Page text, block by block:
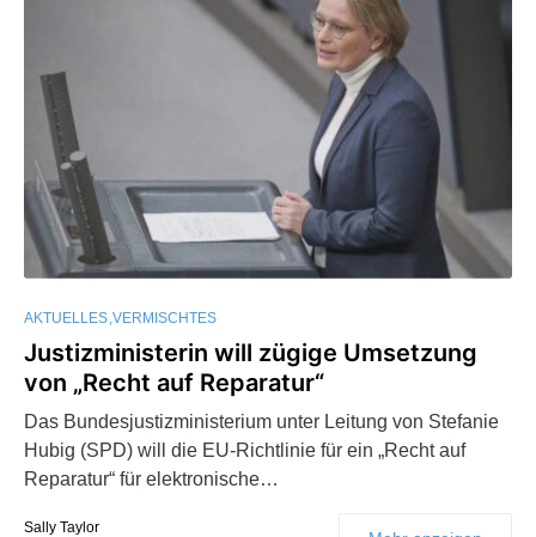
AKTUELLES VERMISCHTES
Justizministerin will zügige Umsetzung
von „Recht auf Reparatur“
Das Bundesjustizministerium unter Leitung von Stefanie
Hubig (SPD) will die EU-Richtlinie für ein „Recht auf
Reparatur“ für elektronische…
Sally Taylor